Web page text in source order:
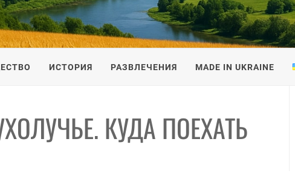
ИСТОРИЯ РАЗВЛЕЧЕНИЯ MADE IN UKRAINE
КУДА ПОЕХАТЬ